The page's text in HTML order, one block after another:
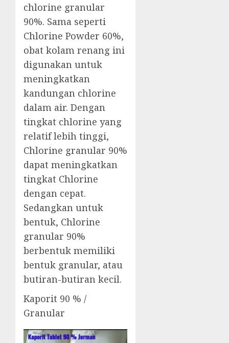
chlorine granular
90%. Sama seperti
Chlorine Powder 60%,
obat kolam renang ini
digunakan untuk
meningkatkan
kandungan chlorine
dalam air. Dengan
tingkat chlorine yang
relatif lebih tinggi,
Chlorine granular 90%
dapat meningkatkan
tingkat Chlorine
dengan cepat.
Sedangkan untuk
bentuk, Chlorine
granular 90%
berbentuk memiliki
bentuk granular, atau
butiran-butiran kecil.
Kaporit 90 % /
Granular